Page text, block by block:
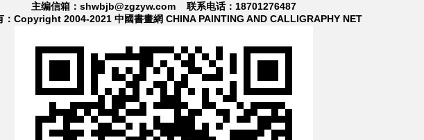
主编信箱：shwbjb@zgzyw.com 联系电话：18701276487
：Copyright 2004-2021 中國書畫網 CHINA PAINTING AND CALLIGRAPHY NET